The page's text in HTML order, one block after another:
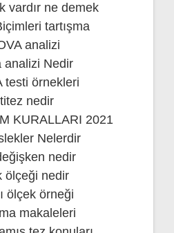
vardır ne demek
tartışma
analizi
analizi Nedir
testi örnekleri
nedir
KURALLARI 2021
Nelerdir
nedir
ölçeği nedir
ölçek örneği
makaleleri